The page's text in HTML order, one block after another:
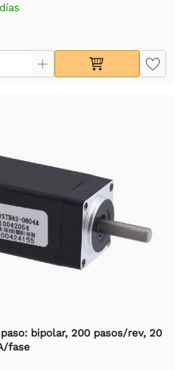
bipolar, 200 pasos/rev, 20
fase